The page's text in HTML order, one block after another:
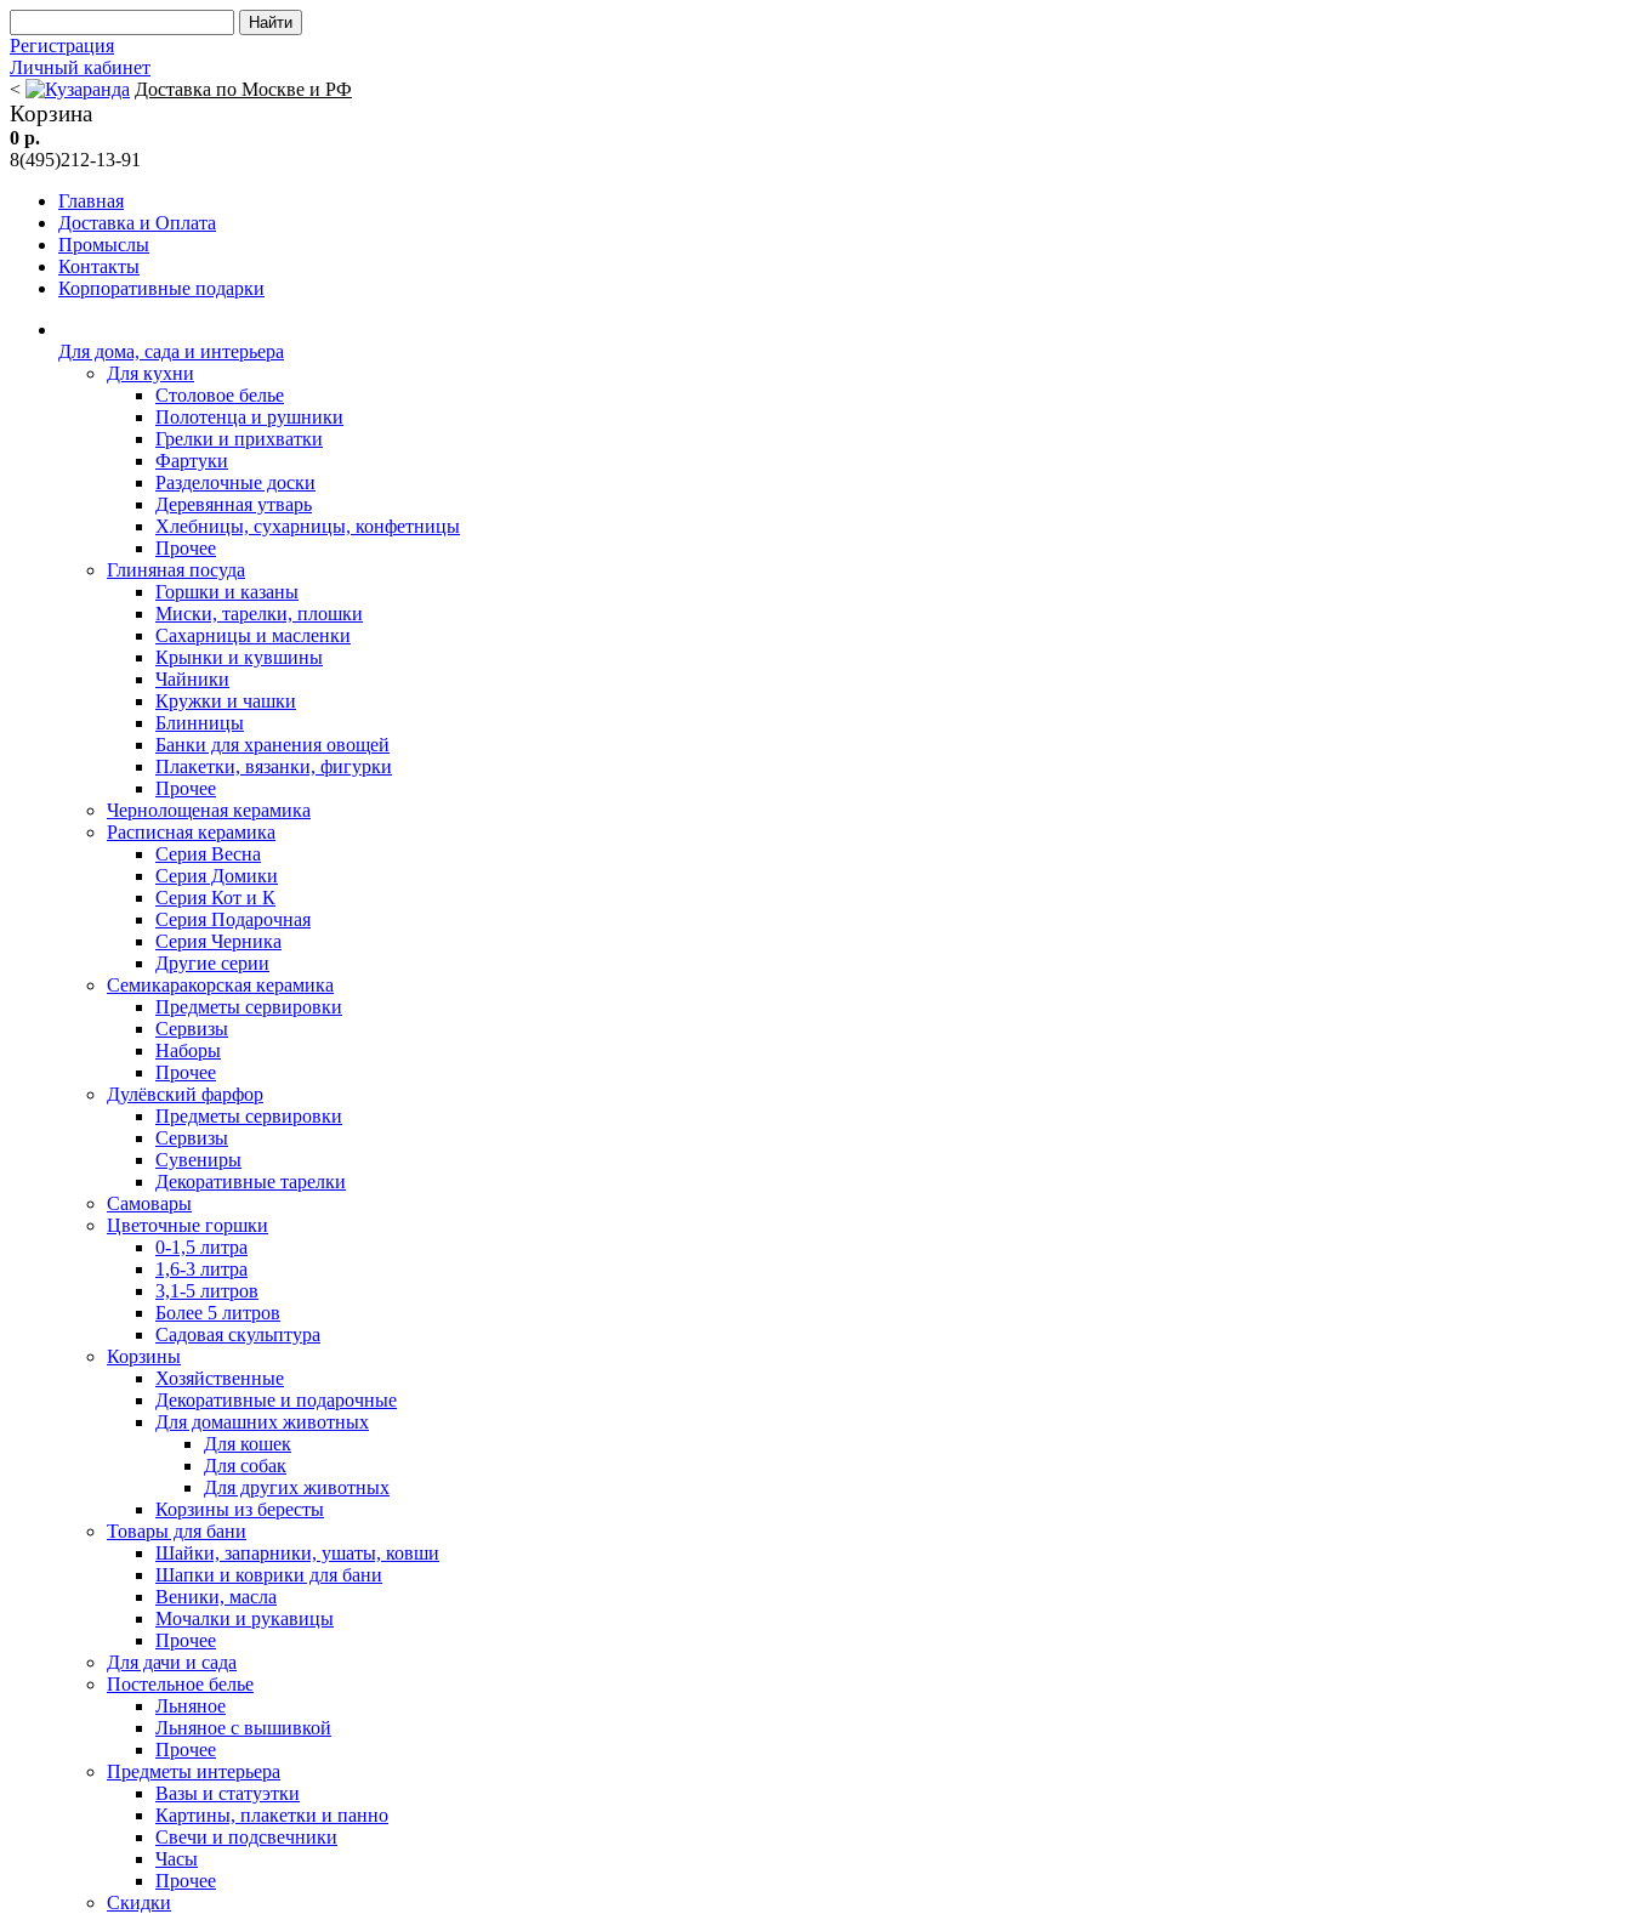
Регистрация
Личный кабинет
<
Доставка по Москве и РФ
Корзина
0 р.
8(495)212-13-91
Главная
Доставка и Оплата
Промыслы
Контакты
Корпоративные подарки
Для дома, сада и интерьера
Для кухни
Столовое белье
Полотенца и рушники
Грелки и прихватки
Фартуки
Разделочные доски
Деревянная утварь
Хлебницы, сухарницы, конфетницы
Прочее
Глиняная посуда
Горшки и казаны
Миски, тарелки, плошки
Сахарницы и масленки
Крынки и кувшины
Чайники
Кружки и чашки
Блинницы
Банки для хранения овощей
Плакетки, вязанки, фигурки
Прочее
Чернолощеная керамика
Расписная керамика
Серия Весна
Серия Домики
Серия Кот и К
Серия Подарочная
Серия Черника
Другие серии
Семикаракорская керамика
Предметы сервировки
Сервизы
Наборы
Прочее
Дулёвский фарфор
Предметы сервировки
Сервизы
Сувениры
Декоративные тарелки
Самовары
Цветочные горшки
0-1,5 литра
1,6-3 литра
3,1-5 литров
Более 5 литров
Садовая скульптура
Корзины
Хозяйственные
Декоративные и подарочные
Для домашних животных
Для кошек
Для собак
Для других животных
Корзины из бересты
Товары для бани
Шайки, запарники, ушаты, ковши
Шапки и коврики для бани
Веники, масла
Мочалки и рукавицы
Прочее
Для дачи и сада
Постельное белье
Льняное
Льняное с вышивкой
Прочее
Предметы интерьера
Вазы и статуэтки
Картины, плакетки и панно
Свечи и подсвечники
Часы
Прочее
Скидки